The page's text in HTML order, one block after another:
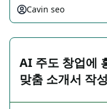
Cavin seo
AI 주도 창업에
맞춤 소개서 작성